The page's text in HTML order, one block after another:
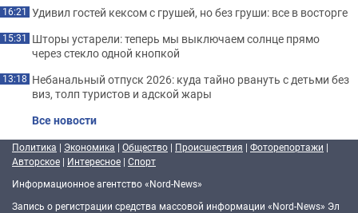
16:21 Удивил гостей кексом с грушей, но без груши: все в восторге
15:31 Шторы устарели: теперь мы выключаем солнце прямо
через стекло одной кнопкой
13:18 Небанальный отпуск 2026: куда тайно рвануть с детьми без
виз, толп туристов и адской жары
Все новости
Политика | Экономика | Общество | Происшествия | Фоторепортажи |
Авторское | Интересное | Спорт
Информационное агентство «Nord-News»
Запись о регистрации средства массовой информации «Nord-News» Эл